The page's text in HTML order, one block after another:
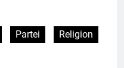
Partei Religion